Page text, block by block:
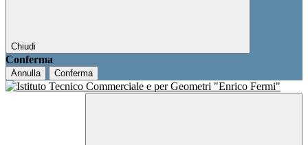
Chiudi
Conferma
Annulla Conferma